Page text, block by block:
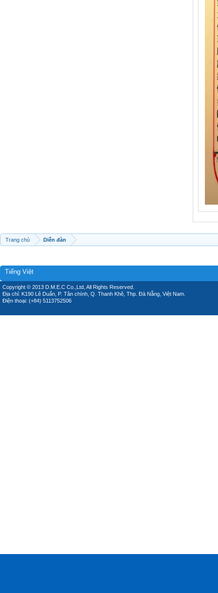
Trang chủ Diễn đàn
Tiếng Việt
Copyright © 2013 D.M.E.C Co.,Ltd, All Rights Reserved.
Địa chỉ: K190 Lê Duẩn, P. Tân chính, Q. Thanh Khê, Thp. Đà Nẵng, Việt Nam.
Điện thoại: (+84) 5113752506